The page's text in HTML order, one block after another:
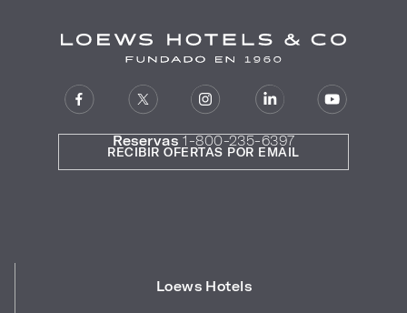
Reservas 1-800-235-6397
Loews Hotels
RECIBIR OFERTAS POR EMAIL